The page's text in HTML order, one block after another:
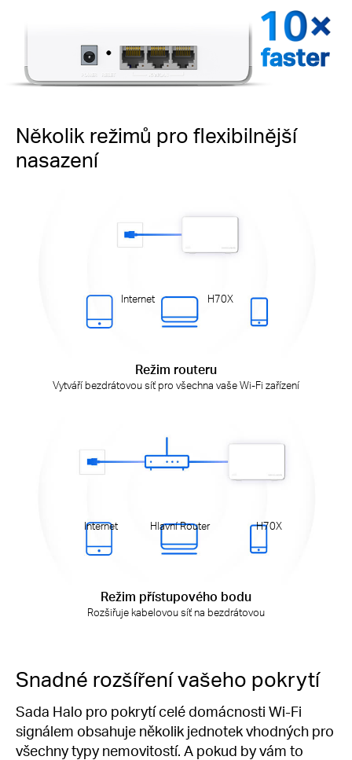
faster
Několik režimů pro flexibilnější
nasazení
Internet H70X
Režim routeru
Vytváří bezdrátovou síť pro všechna vaše Wi-Fi zařízení
Internet Hlavní Router H70X
Režim přístupového bodu
Rozšiřuje kabelovou síť na bezdrátovou
Snadné rozšíření vašeho pokrytí
Sada Halo pro pokrytí celé domácnosti Wi-Fi
signálem obsahuje několik jednotek vhodných pro
všechny typy nemovitostí. A pokud by vám to